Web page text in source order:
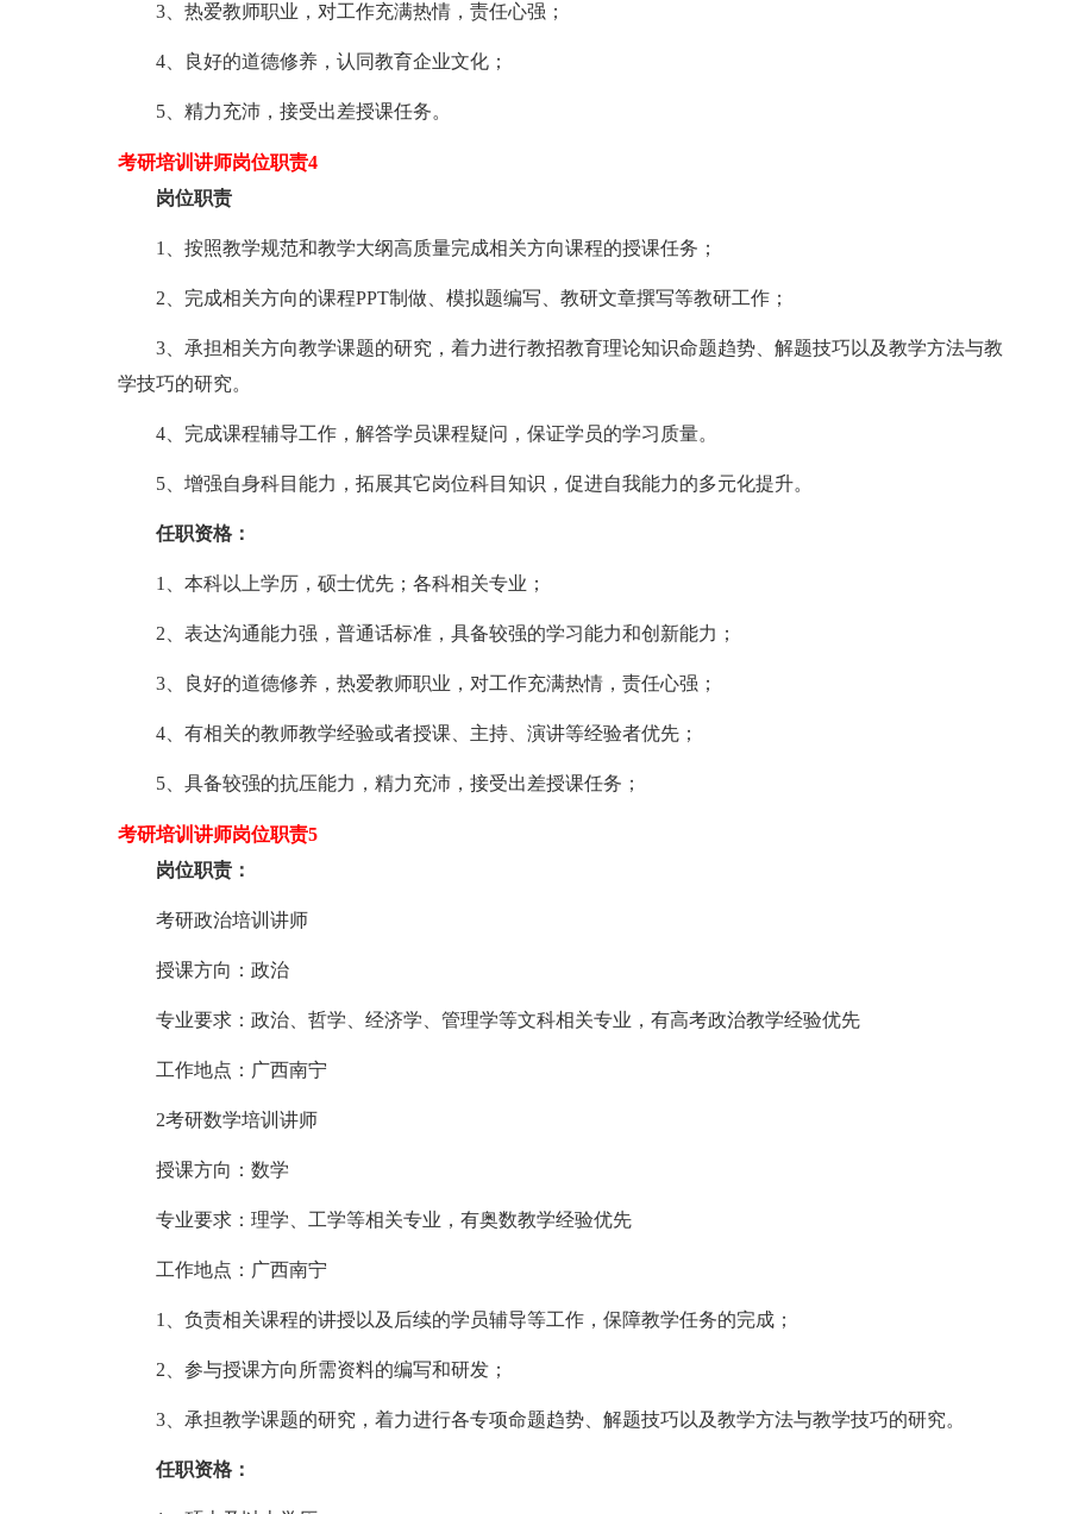
3、热爱教师职业，对工作充满热情，责任心强；
4、良好的道德修养，认同教育企业文化；
5、精力充沛，接受出差授课任务。
考研培训讲师岗位职责4
岗位职责
1、按照教学规范和教学大纲高质量完成相关方向课程的授课任务；
2、完成相关方向的课程PPT制做、模拟题编写、教研文章撰写等教研工作；
3、承担相关方向教学课题的研究，着力进行教招教育理论知识命题趋势、解题技巧以及教学方法与教
学技巧的研究。
4、完成课程辅导工作，解答学员课程疑问，保证学员的学习质量。
5、增强自身科目能力，拓展其它岗位科目知识，促进自我能力的多元化提升。
任职资格：
1、本科以上学历，硕士优先；各科相关专业；
2、表达沟通能力强，普通话标准，具备较强的学习能力和创新能力；
3、良好的道德修养，热爱教师职业，对工作充满热情，责任心强；
4、有相关的教师教学经验或者授课、主持、演讲等经验者优先；
5、具备较强的抗压能力，精力充沛，接受出差授课任务；
考研培训讲师岗位职责5
岗位职责：
考研政治培训讲师
授课方向：政治
专业要求：政治、哲学、经济学、管理学等文科相关专业，有高考政治教学经验优先
工作地点：广西南宁
2考研数学培训讲师
授课方向：数学
专业要求：理学、工学等相关专业，有奥数教学经验优先
工作地点：广西南宁
1、负责相关课程的讲授以及后续的学员辅导等工作，保障教学任务的完成；
2、参与授课方向所需资料的编写和研发；
3、承担教学课题的研究，着力进行各专项命题趋势、解题技巧以及教学方法与教学技巧的研究。
任职资格：